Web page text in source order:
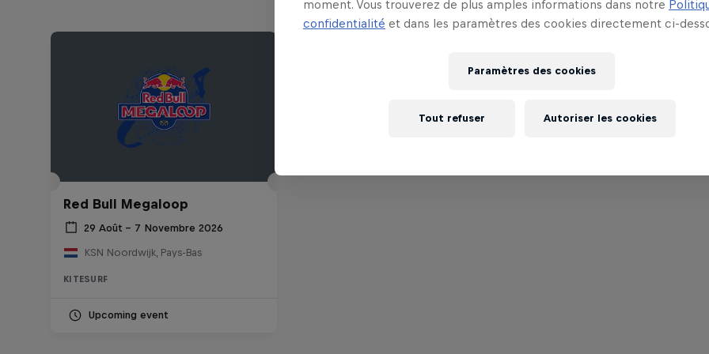
Red Bull Megaloop
29 Août – 7 Novembre 2026
KSN Noordwijk, Pays-Bas
KITESURF
Upcoming event
moment. Vous trouverez de plus amples informations dans notre
confidentialité et dans les paramètres des cookies directement ci-
Paramètres des cookies
Tout refuser Autoriser les cookies